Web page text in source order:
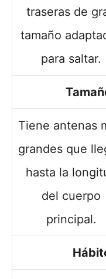
traseras de
tamaño
para saltar.
Tiene antenas
grandes que
hasta la
del cuerpo
principal.